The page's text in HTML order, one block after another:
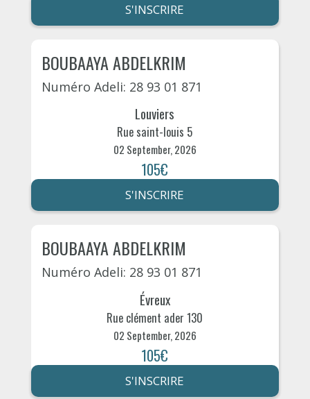
S'INSCRIRE
BOUBAAYA ABDELKRIM
Numéro Adeli: 28 93 01 871
Louviers
Rue saint-louis 5
02 September, 2026
105€
S'INSCRIRE
BOUBAAYA ABDELKRIM
Numéro Adeli: 28 93 01 871
Évreux
Rue clément ader 130
02 September, 2026
105€
S'INSCRIRE